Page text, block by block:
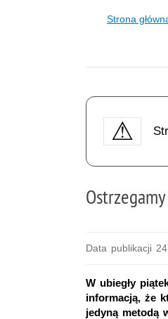
Strona
Data publikacji
W ubiegły
informacją, że
jedyną metodą